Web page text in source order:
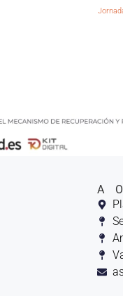
A